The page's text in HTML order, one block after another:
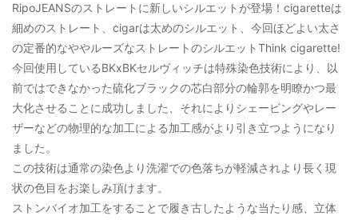
RipoJEANSのストレートに新しいシルエットが登場！cigaretteは
細めのストレート、cigarは太めのシルエット、今回ほどよい太さ
の定番的なややルーズなストレートのシルエットThink cigarette!
今回使用しているBKxBKセルヴィッチは特殊染色技術により、以
前ではできなかった硫化ブラックの芯白部分の輪郭を明瞭かつ最
大化させることに成功しました、それによりシェービングやレー
ザーなどの物理的な加工による加工感がより引き立つようになり
ました。
この技術は通常の染色より洗濯での色落ちが軽減されより長く現
状の色目をお楽しみ頂けます。
ストンバイオ加工をすることで履き古したような当たり感、立体